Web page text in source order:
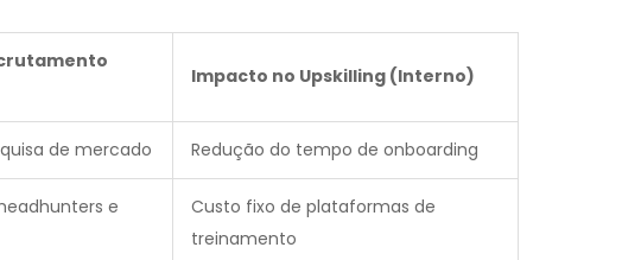
Impacto no Upskilling (Interno)
de mercado Redução do tempo de onboarding
e
Custo fixo de plataformas de
treinamento